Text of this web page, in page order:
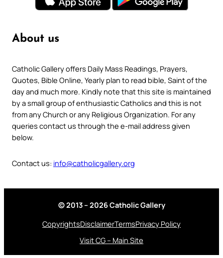
About us
Catholic Gallery offers Daily Mass Readings, Prayers,
Quotes, Bible Online, Yearly plan to read bible, Saint of the
day and much more. Kindly note that this site is maintained
by a small group of enthusiastic Catholics and this is not
from any Church or any Religious Organization. For any
queries contact us through the e-mail address given
below.
Contact us: info@catholicgallery.org
© 2013 – 2026 Catholic Gallery
CopyrightsDisclaimerTermsPrivacy Policy
Visit CG – Main Site